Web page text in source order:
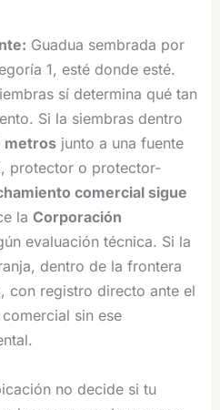
Guadua sembrada por
1, esté donde esté.
sí determina qué tan
Si la siembras dentro
metros junto a una fuente
protector o protector-
comercial sigue
la Corporación
evaluación técnica. Si la
dentro de la frontera
con registro directo ante el
sin ese
no decide si tu